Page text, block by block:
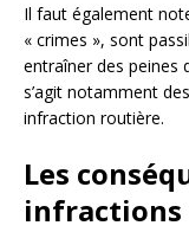
Il faut également
« crimes », sont
entraîner des peines
s’agit notamment
infraction routière.
Les